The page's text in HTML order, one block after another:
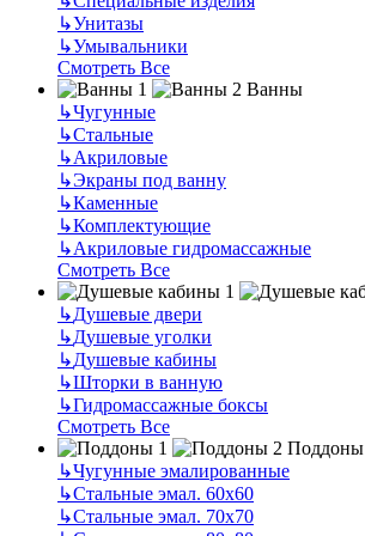
↳Унитазы
↳Умывальники
Смотреть Все
Ванны
↳Чугунные
↳Стальные
↳Акриловые
↳Экраны под ванну
↳Каменные
↳Комплектующие
↳Акриловые гидромассажные
Смотреть Все
↳Душевые двери
↳Душевые уголки
↳Душевые кабины
↳Шторки в ванную
↳Гидромассажные боксы
Смотреть Все
Поддоны
↳Чугунные эмалированные
↳Стальные эмал. 60х60
↳Стальные эмал. 70х70